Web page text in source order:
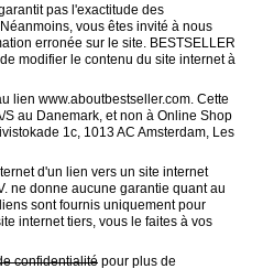
pas l'exactitude des
vous êtes invité à nous
erronée sur le site. BESTSELLER
modifier le contenu du site internet à
lien www.aboutbestseller.com. Cette
au Danemark, et non à Online Shop
1c, 1013 AC Amsterdam, Les
d'un lien vers un site internet
ne donne aucune garantie quant au
sont fournis uniquement pour
internet tiers, vous le faites à vos
confidentialité pour plus de